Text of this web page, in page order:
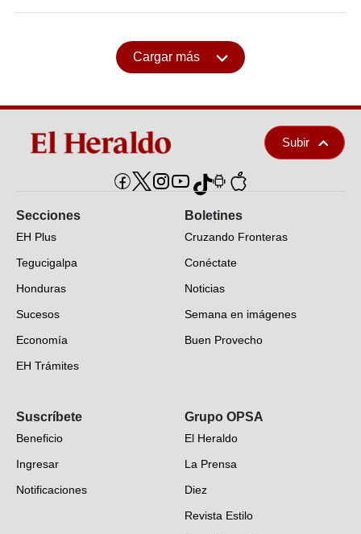
Cargar más
Subir
Secciones
EH Plus
Tegucigalpa
Honduras
Sucesos
Economía
EH Trámites
EH Verifica
Fotogalerías
Deportes
Videos
Boletines
Cruzando Fronteras
Conéctate
Noticias
Semana en imágenes
Buen Provecho
Suscríbete
Beneficio
Ingresar
Notificaciones
Grupo OPSA
El Heraldo
La Prensa
Diez
Revista Estilo